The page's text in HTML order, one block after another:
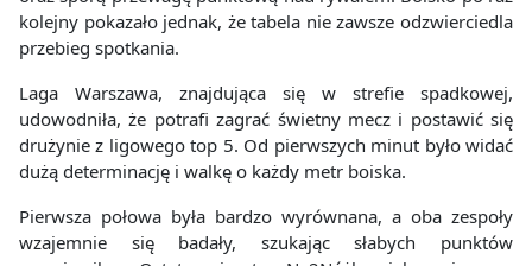
kolejny pokazało jednak, że tabela nie zawsze odzwierciedla
przebieg spotkania.
Laga Warszawa, znajdująca się w strefie spadkowej,
udowodniła, że potrafi zagrać świetny mecz i postawić się
drużynie z ligowego top 5. Od pierwszych minut było widać
dużą determinację i walkę o każdy metr boiska.
Pierwsza połowa była bardzo wyrównana, a oba zespoły
wzajemnie się badały, szukając słabych punktów